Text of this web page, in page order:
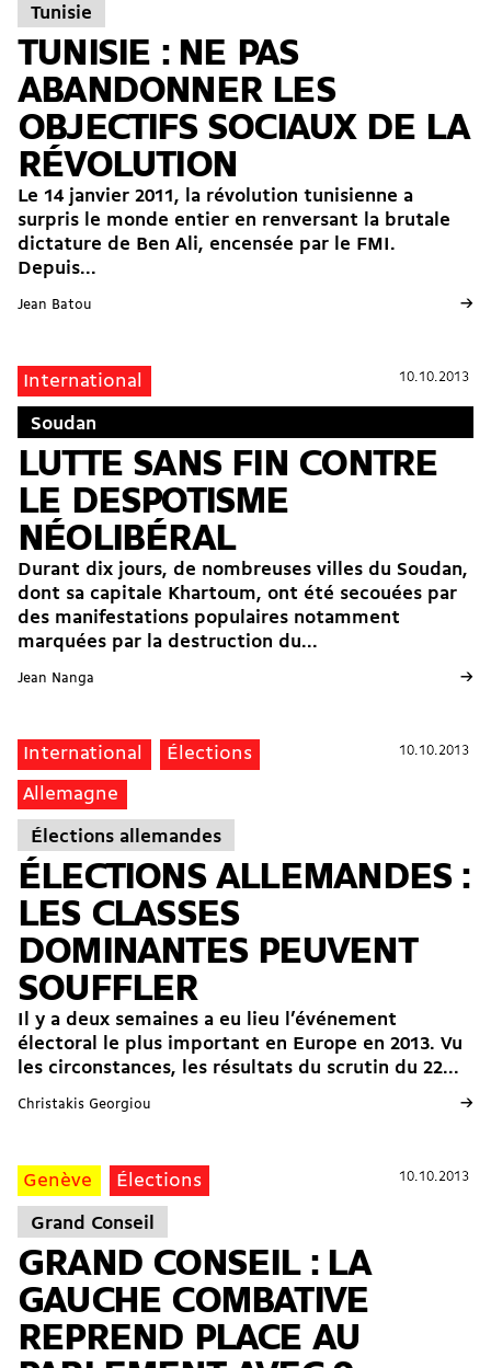
Tunisie
TUNISIE : NE PAS
ABANDONNER LES
OBJECTIFS SOCIAUX DE LA
RÉVOLUTION
Le 14 janvier 2011, la révolution tunisienne a
surpris le monde entier en renversant la brutale
dictature de Ben Ali, encensée par le FMI.
Depuis...
Jean Batou →
10.10.2013
International 10.10.2013
Soudan
LUTTE SANS FIN CONTRE
LE DESPOTISME
NÉOLIBÉRAL
Durant dix jours, de nombreuses villes du Soudan,
dont sa capitale Khartoum, ont été secouées par
des manifestations populaires notamment
marquées par la destruction du...
Jean Nanga →
10.10.2013
International Élections
Allemagne
10.10.2013
Élections allemandes
ÉLECTIONS ALLEMANDES :
LES CLASSES
DOMINANTES PEUVENT
SOUFFLER
Il y a deux semaines a eu lieu l’événement
électoral le plus important en Europe en 2013. Vu
les circonstances, les résultats du scrutin du 22...
Christakis Georgiou →
10.10.2013
Genève Élections 10.10.2013
Grand Conseil
GRAND CONSEIL : LA
GAUCHE COMBATIVE
REPREND PLACE AU